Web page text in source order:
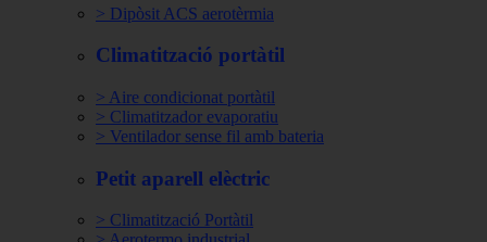
> Dipòsit ACS aerotèrmia
Climatització portàtil
> Aire condicionat portàtil
> Climatitzador evaporatiu
> Ventilador sense fil amb bateria
Petit aparell elèctric
> Climatització Portàtil